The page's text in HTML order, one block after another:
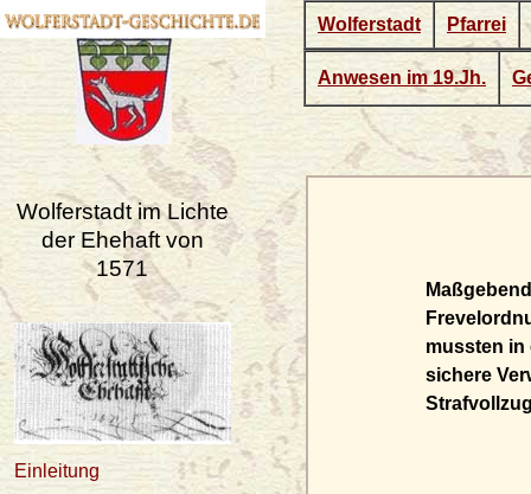
mussten in
sichere
Wolferstadt Pfarrei
Anwesen im 19.Jh.
Wolferstadt im Lichte
der Ehehaft von
1571
Einleitung